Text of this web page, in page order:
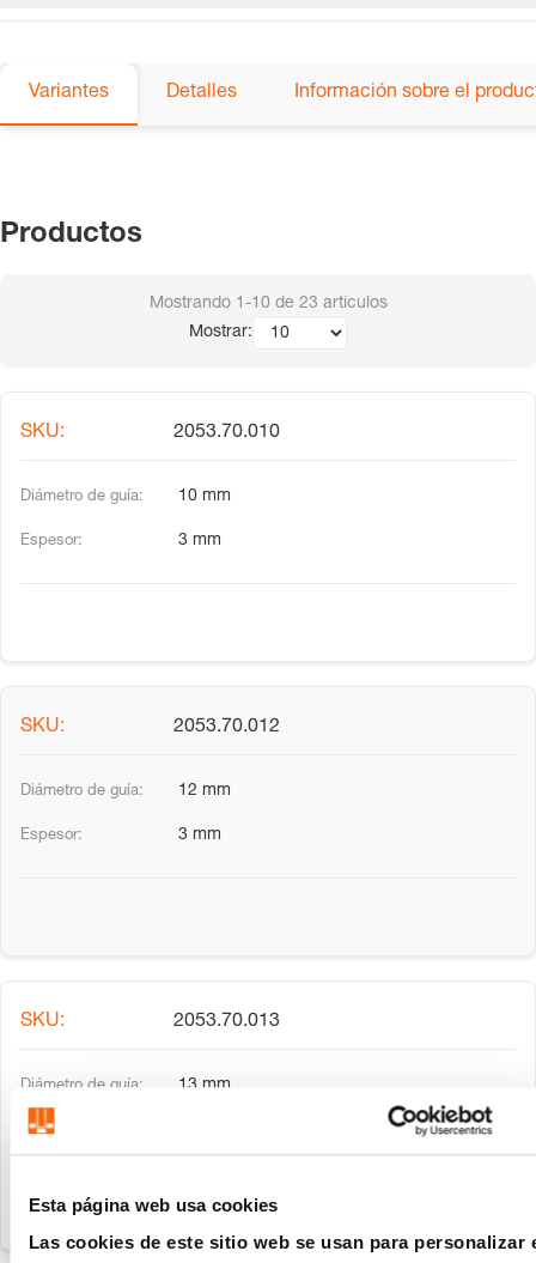
Esta página web usa cookies
Las cookies de este sitio web se usan para personalizar
Variantes Detalles Información sobre el
Productos
Mostrando 1-10 de 23 artículos
Mostrar:
2053.70.010
10 mm
3 mm
2053.70.012
12 mm
3 mm
2053.70.013
13 mm